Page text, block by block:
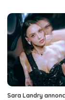
Sara Landry